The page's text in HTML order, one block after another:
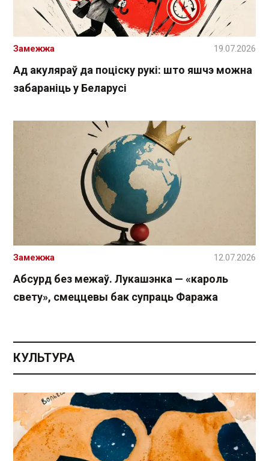
Ад акуляраў да поціску рукі: што яшчэ можна
забараніць у Беларусі
Замежжа 19.07.2026
Абсурд без межаў. Лукашэнка — «кароль
свету», смеццевы бак супраць Фаража
Замежжа 12.07.2026
КУЛЬТУРА